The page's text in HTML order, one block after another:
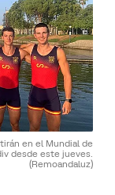
en el Mundial de
desde este jueves.
(Remoandaluz)